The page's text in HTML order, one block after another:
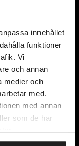
innehållet
funktioner
Vi
och annan
medier och
med.
med annan
som de har